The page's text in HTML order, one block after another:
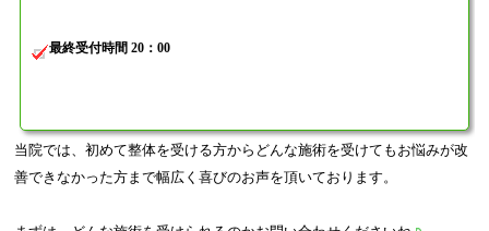
最終受付時間 20：00
当院では、初めて整体を受ける方からどんな施術を受けてもお悩みが改
善できなかった方まで幅広く喜びのお声を頂いております。